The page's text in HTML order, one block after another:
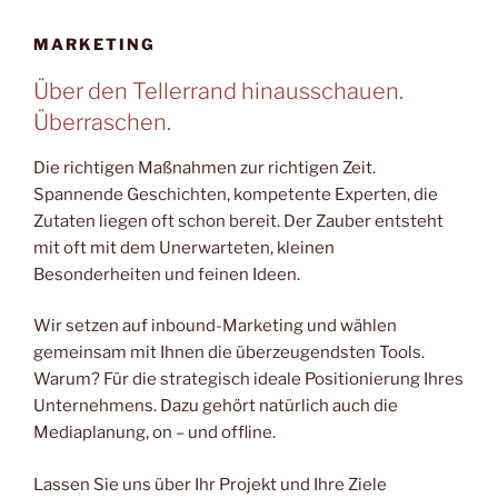
MARKETING
Über den Tellerrand hinausschauen.
Überraschen.
Die richtigen Maßnahmen zur richtigen Zeit.
Spannende Geschichten, kompetente Experten, die
Zutaten liegen oft schon bereit. Der Zauber entsteht
mit oft mit dem Unerwarteten, kleinen
Besonderheiten und feinen Ideen.
Wir setzen auf inbound-Marketing und wählen
gemeinsam mit Ihnen die überzeugendsten Tools.
Warum? Für die strategisch ideale Positionierung Ihres
Unternehmens. Dazu gehört natürlich auch die
Mediaplanung, on – und offline.
Lassen Sie uns über Ihr Projekt und Ihre Ziele